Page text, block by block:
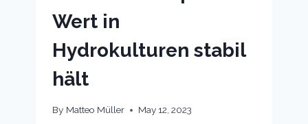
Wert in
Hydrokulturen stabil
hält
By Matteo Müller May 12, 2023